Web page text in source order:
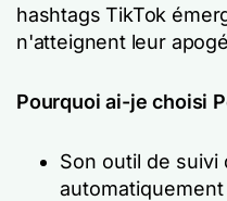
hashtags TikTok
n'atteignent leur
Pourquoi ai-je choisi
Son outil de suivi